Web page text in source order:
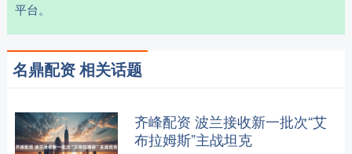
平台。
名鼎配资 相关话题
齐峰配资 波兰接收新一批次“艾
布拉姆斯”主战坦克